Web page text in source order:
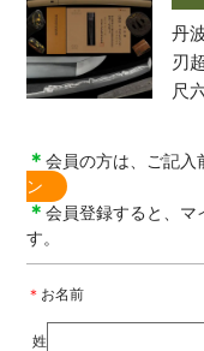
丹
刃
尺
＊会員の方は、ご記
ン
＊会員登録すると、マ
す。
＊ お名前
姓